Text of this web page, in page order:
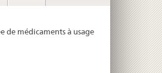
de médicaments à usage